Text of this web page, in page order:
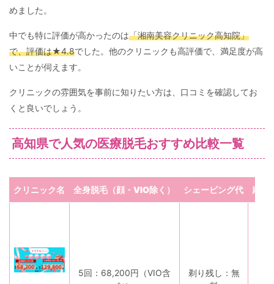
めました。
中でも特に評価が高かったのは「湘南美容クリニック高知院」
で、評価は★4.8でした。他のクリニックも高評価で、満足度が高
いことが伺えます。
クリニックの雰囲気を事前に知りたい方は、口コミを確認してお
くと良いでしょう。
高知県で人気の医療脱毛おすすめ比較一覧
クリニック名 全身脱毛（顔・VIO除く） シェービング代 麻酔
5回：68,200円（VIO含
剃り残し：無